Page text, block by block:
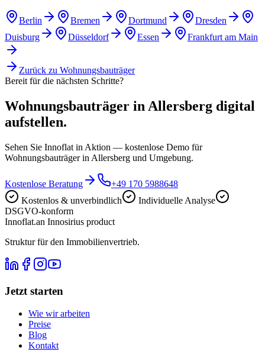
Berlin Bremen Dortmund
Dresden
Duisburg
Düsseldorf Essen Frankfurt am Main
Zurück zu Wohnungsbauträger
Bereit für die nächsten Schritte?
Wohnungsbauträger in Allersberg digital
aufstellen.
Sehen Sie Innoflat in Aktion — kostenlose Demo für
Wohnungsbauträger in Allersberg und Umgebung.
Kostenlose Beratung
+49 170 5988648
Kostenlos & unverbindlich
Individuelle Analyse
DSGVO-konform
Innoflat.an Innosirius product
Struktur für den Immobilienvertrieb.
Jetzt starten
Wie wir arbeiten
Preise
Blog
Kontakt